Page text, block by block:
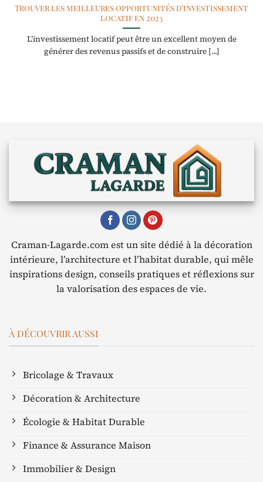
Trouver les meilleures opportunités d’investissement
locatif en 2023
L’investissement locatif peut être un excellent moyen de
générer des revenus passifs et de construire [...]
Craman-Lagarde.com est un site dédié à la décoration
intérieure, l’architecture et l’habitat durable, qui mêle
inspirations design, conseils pratiques et réflexions sur
la valorisation des espaces de vie.
À DÉCOUVRIR AUSSI
Bricolage & Travaux
Décoration & Architecture
Écologie & Habitat Durable
Finance & Assurance Maison
Immobilier & Design